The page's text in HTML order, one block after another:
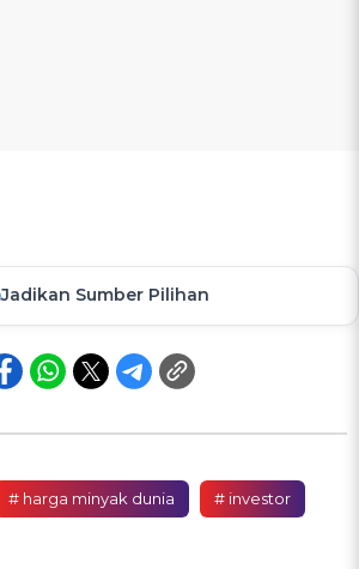
Jadikan Sumber Pilihan
# harga minyak dunia # investor